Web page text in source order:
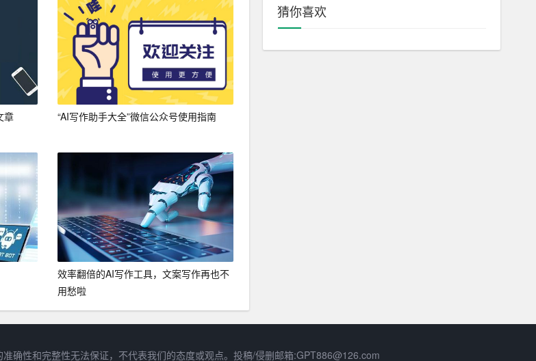
章 “AI写作助手大全”微信公众号使用指南
效率翻倍的AI写作工具，文案写作再也不
用愁啦
猜你喜欢
确性和完整性无法保证，不代表我们的态度或观点。投稿/侵删邮箱:GPT886@126.com